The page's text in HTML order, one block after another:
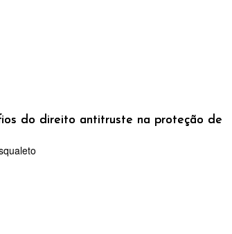
do direito antitruste na proteção de